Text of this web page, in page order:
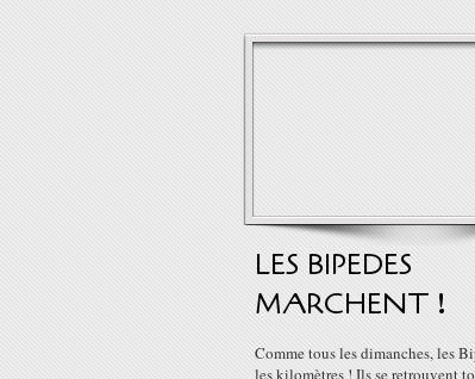
LES BIPEDES
MARCHENT !
Comme tous les dimanches, les
les kilomètres ! Ils se retrouvent